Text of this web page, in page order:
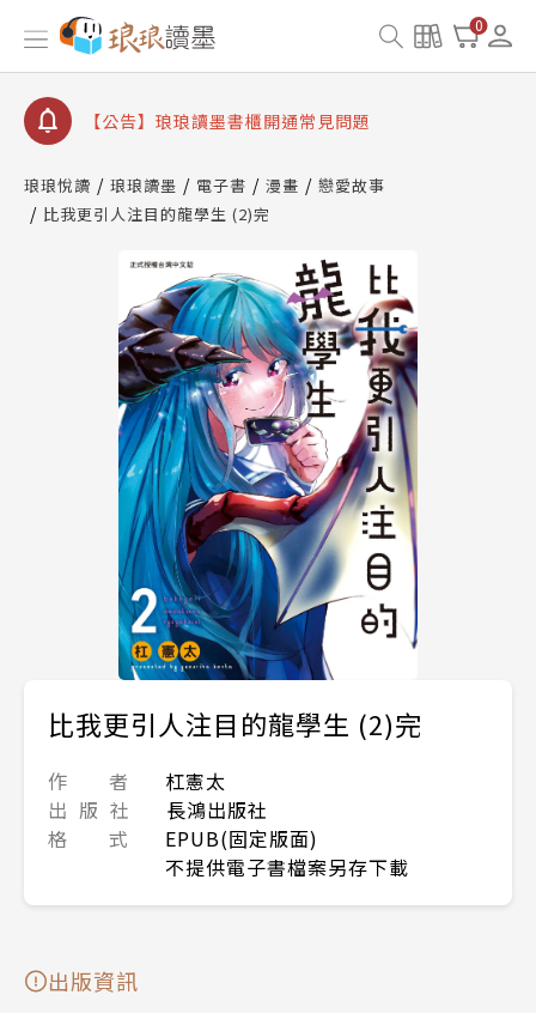
0
【公告】因 Readmoo 讀墨系統維護中，本站同步暫
停部分閱讀服務
【公告】琅琅讀墨數位閱讀資產合併與書櫃開通申請
【公告】琅琅讀墨書櫃開通常見問題
請圖文教學
【公告】琅琅書店服務升級重要說明及資產合併結果
查詢
【公告】因 Readmoo 讀墨系統維護中，本站同步暫
停部分閱讀服務
琅琅悅讀 琅琅讀墨 電子書 漫畫
戀愛故事
比我更引人注目的龍學生 (2)完
比我更引人注目的龍學生 (2)完
作 者
杠憲太
出 版 社
長鴻出版社
格 式
EPUB(固定版面)
不提供電子書檔案另存下載
出版資訊